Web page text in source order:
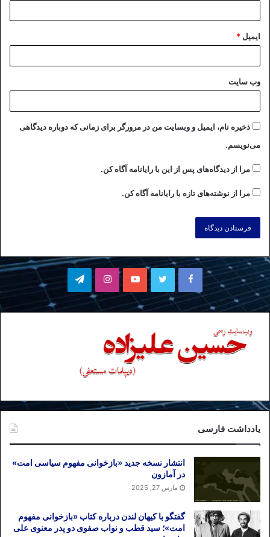
ایمیل *
وب‌ سایت
ذخیره نام، ایمیل و وبسایت من در مرورگر برای زمانی که دوباره دیدگاهی
می‌نویسم.
مرا از دیدگاه‌های پس از این با رایانامه آگاه کن.
مرا از نوشته‌های تازه با رایانامه آگاه کن.
فیسبوک توییتر یوتیوباینستاگرامتلگرام
یادداشت فارسی
انتشار نسخه جدید «بازخوانی مفهوم سیاسی امت»
در آمازون
مارس 27, 2025
گفتگو با کیهان لندن درباره کتاب «بازخوانی مفهوم
امت»؛ سید قطب و نواب صفوی دو پدر معنوی علی